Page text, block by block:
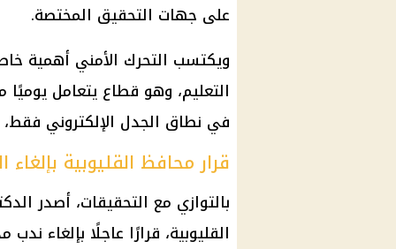
على جهات التحقيق المختصة.
ويكتسب التحرك الأمني أهمية
التعليم، وهو قطاع يتعامل يوميًا
في نطاق الجدل الإلكتروني
قرار محافظ القليوبية بإلغاء
بالتوازي مع التحقيقات، أصدر
القليوبية، قرارًا عاجلًا بإلغاء ندب